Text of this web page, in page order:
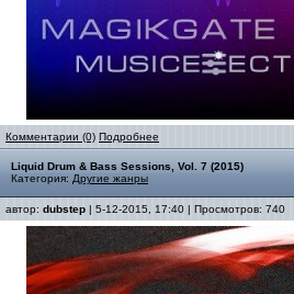
Комментарии (0) Подробнее
Liquid Drum & Bass Sessions, Vol. 7 (2015)
Категория: Другие жанры
автор: dubstep | 5-12-2015, 17:40 | Просмотров: 740